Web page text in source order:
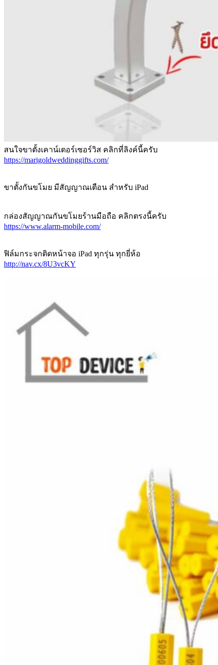
สนใจขาตั้งเคาน์เตอร์เซอร์วิส คลิกที่ลิงค์นี้ครับ
https://marigoldweddinggifts.com/
ขาตั้งกันขโมย มีสัญญาณเตือน สำหรับ iPad
กล่องสัญญาณกันขโมยร้านมือถือ คลิกตรงนี้ครับ
https://www.alarm-mobile.com/
ฟิล์มกระจกติดหน้าจอ iPad ทุกรุ่น ทุกยี่ห้อ
http://nav.cx/8U3vcKY